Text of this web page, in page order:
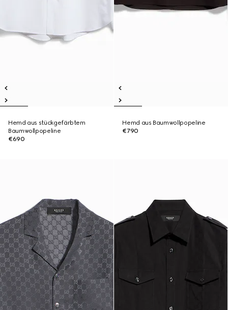
Hemd aus stückgefärbtem
Baumwollpopeline
€690
Hemd aus Baumwollpopeline
€790